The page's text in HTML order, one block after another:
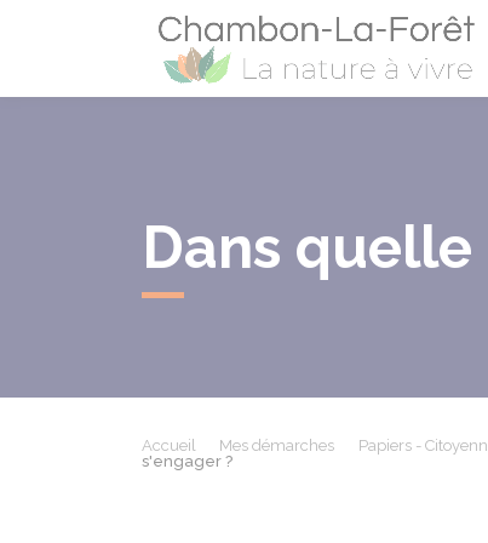
Dans
Accueil Mes démarches Papiers -
s'engager ?